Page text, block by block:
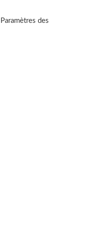
Le
des
des